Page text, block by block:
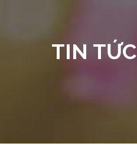
TIN TỨC